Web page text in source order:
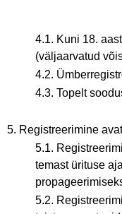
4.1. Kuni 18.
(väljaarvatud
4.2.
4.3. Topelt
5. Registreerimine
5.1.
temast ürituse
5.2.